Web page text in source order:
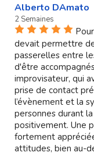
Alberto DAmato
2 Semaines
devait permettre
passerelles entre
d'être
improvisateur, qui
prise de contact
l’évènement et la
personnes durant
positivement. Une
fortement
attitudes, bien au-